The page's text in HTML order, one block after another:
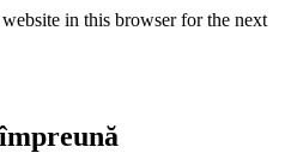
in this browser for the next